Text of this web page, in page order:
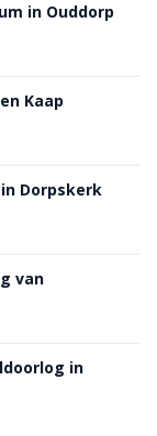
in Ouddorp
Kaap
Dorpskerk
van
in